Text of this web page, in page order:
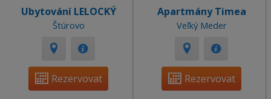
Ubytování LELOCKÝ
Štúrovo
Rezervovat
Apartmány Timea
Veľký Meder
Rezervovat